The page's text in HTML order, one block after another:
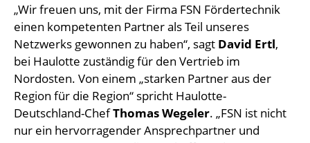
„Wir freuen uns, mit der Firma FSN Fördertechnik
einen kompetenten Partner als Teil unseres
Netzwerks gewonnen zu haben“, sagt David Ertl,
bei Haulotte zuständig für den Vertrieb im
Nordosten. Von einem „starken Partner aus der
Region für die Region“ spricht Haulotte-
Deutschland-ChefThomas Wegeler. „FSN ist nicht
nur ein hervorragender Ansprechpartner und